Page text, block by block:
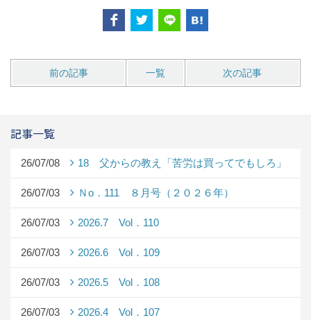
前の記事 一覧 次の記事
記事一覧
26/07/08 18 父からの教え「苦労は買ってでもしろ」
26/07/03 Ｎo．111 ８月号（２０２６年）
26/07/03 2026.7 Vol．110
26/07/03 2026.6 Vol．109
26/07/03 2026.5 Vol．108
26/07/03 2026.4 Vol．107